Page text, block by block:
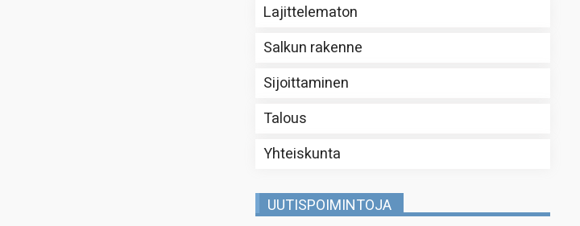
Lajittelematon
Salkun rakenne
Sijoittaminen
Talous
Yhteiskunta
UUTISPOIMINTOJA